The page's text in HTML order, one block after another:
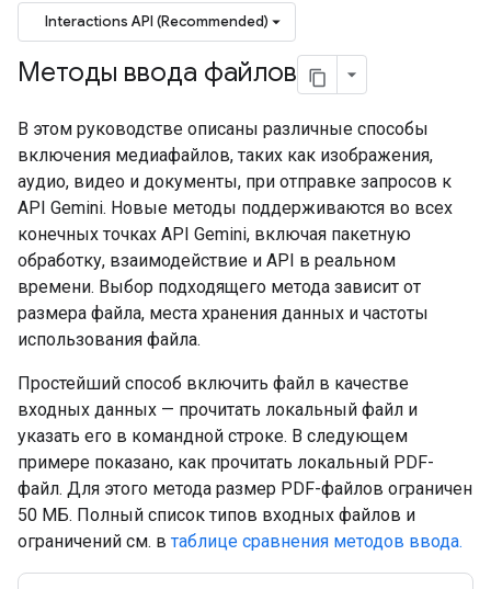
Interactions API (Recommended)
Методы ввода файлов
В этом руководстве описаны различные способы
включения медиафайлов, таких как изображения,
аудио, видео и документы, при отправке запросов к
API Gemini. Новые методы поддерживаются во всех
конечных точках API Gemini, включая пакетную
обработку, взаимодействие и API в реальном
времени. Выбор подходящего метода зависит от
размера файла, места хранения данных и частоты
использования файла.
Простейший способ включить файл в качестве
входных данных — прочитать локальный файл и
указать его в командной строке. В следующем
примере показано, как прочитать локальный PDF-
файл. Для этого метода размер PDF-файлов ограничен
50 МБ. Полный список типов входных файлов и
ограничений см. в таблице сравнения методов ввода.